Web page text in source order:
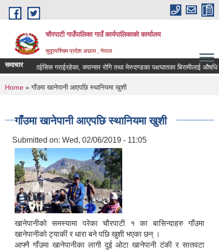
Skip to main content
चौरपाटी गाउँपालिका गाउँ कार्यपालिकाकाे कार्यालय
सुदूरपश्चिम प्रदेश अछाम , नेपाल
समाचार
डायलाईसिस गराईरहेका, क्यान्सर रोगि तथा मेरुदण्डका पक्षघातका बिरामीलाई औषधि
You are here
Home » गाँउमा खानेपानी आएपछि स्थानियमा खुशी
गाँउमा खानेपानी आएपछि स्थानियमा खुशी
Submitted on: Wed, 02/06/2019 - 11:05
खानेपानीको समस्यामा परेका चौरपाटी १ का बासिन्दाहरु गाँउमा
खानेपानीको ट्याकीं र धारा बने पछि खुशी भएका छन् ।
आफ्नै गाँउमा खानेपानीका लागी दुई ओटा खानेपानी टंकी र सातवटा